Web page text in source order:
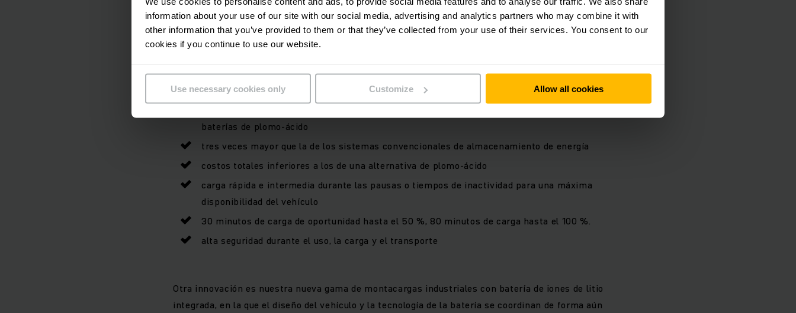
information about your use of our site with our social media, advertising and analytics partners who may combine it with
other information that you’ve provided to them or that they’ve collected from your use of their services. You consent to our
cookies if you continue to use our website.
Use necessary cookies only Customize Allow all cookies
óptima entre sí.
alta fiabilidad de potencia, incluso cuando no está completamente cargada
sin costos de mantenimiento, servicio o infraestructura de la batería
no son necesarios espacios de carga especiales con ventilación
baterías de plomo-ácido
tres veces mayor que la de los sistemas convencionales de almacenamiento de energía
costos totales inferiores a los de una alternativa de plomo-ácido
carga rápida e intermedia durante las pausas o tiempos de inactividad para una máxima
disponibilidad del vehículo
30 minutos de carga de oportunidad hasta el 50 %, 80 minutos de carga hasta el 100 %.
alta seguridad durante el uso, la carga y el transporte
Otra innovación es nuestra nueva gama de montacargas industriales con batería de iones de litio
integrada, en la que el diseño del vehículo y la tecnología de la batería se coordinan de forma aún